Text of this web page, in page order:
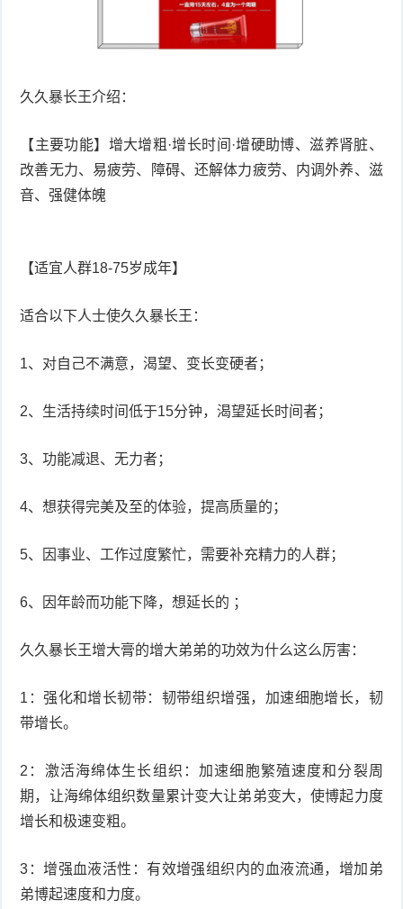
久久暴长王介绍：
【主要功能】增大增粗·增长时间·增硬助博、滋养肾脏、
改善无力、易疲劳、障碍、还解体力疲劳、内调外养、滋
音、强健体魄
【适宜人群18-75岁成年】
适合以下人士使久久暴长王：
1、对自己不满意，渴望、变长变硬者；
2、生活持续时间低于15分钟，渴望延长时间者；
3、功能减退、无力者；
4、想获得完美及至的体验，提高质量的；
5、因事业、工作过度繁忙，需要补充精力的人群；
6、因年龄而功能下降，想延长的 ；
久久暴长王增大膏的增大弟弟的功效为什么这么厉害：
1：强化和增长韧带：韧带组织增强，加速细胞增长，韧
带增长。
2：激活海绵体生长组织：加速细胞繁殖速度和分裂周
期，让海绵体组织数量累计变大让弟弟变大，使博起力度
增长和极速变粗。
3：增强血液活性：有效增强组织内的血液流通，增加弟
弟博起速度和力度。